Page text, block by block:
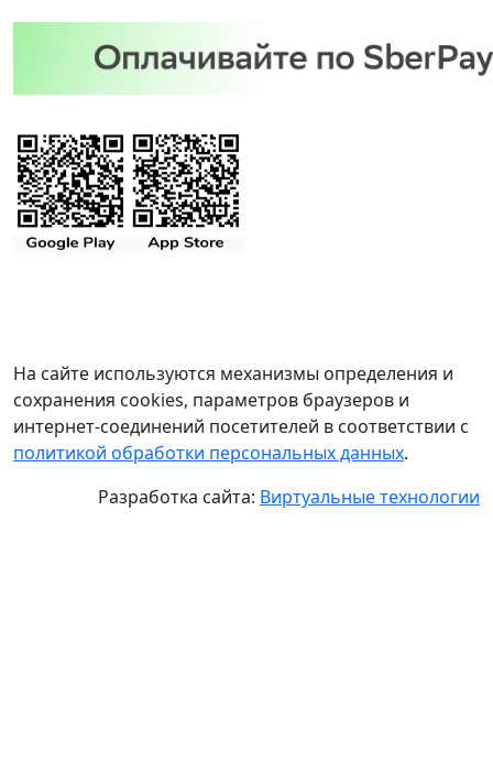
На сайте используются механизмы определения и
сохранения cookies, параметров браузеров и
интернет-соединений посетителей в соответствии с
политикой обработки персональных данных.
Разработка сайта: Виртуальные технологии